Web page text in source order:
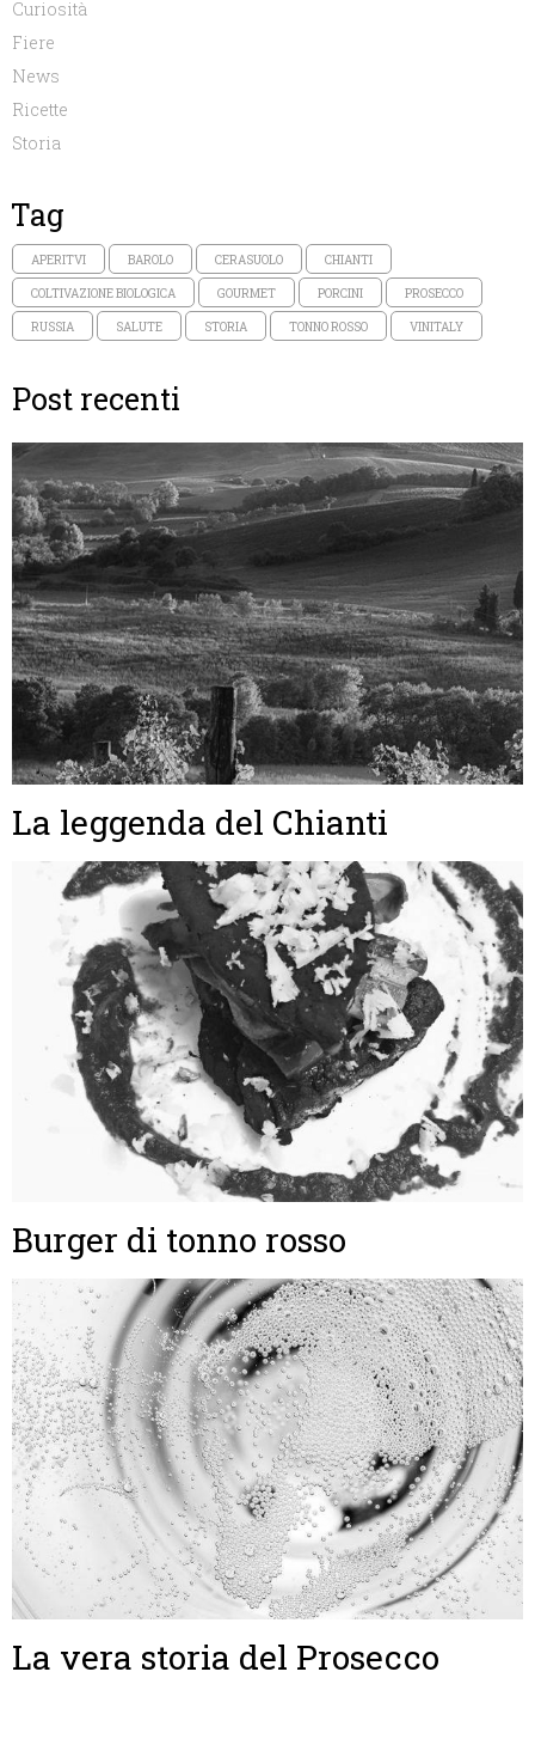
Curiosità
Fiere
News
Ricette
Storia
Tag
APERITVI BAROLO CERASUOLO CHIANTI
COLTIVAZIONE BIOLOGICA GOURMET PORCINI PROSECCO
RUSSIA SALUTE STORIA TONNO ROSSO VINITALY
Post recenti
La leggenda del Chianti
Burger di tonno rosso
La vera storia del Prosecco